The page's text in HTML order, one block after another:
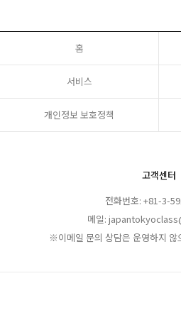
홈
서비스
개인정보 보호정책
고객센터
전화번호: +81-3-
메일:
※이메일 문의 상담은 운영하지 않